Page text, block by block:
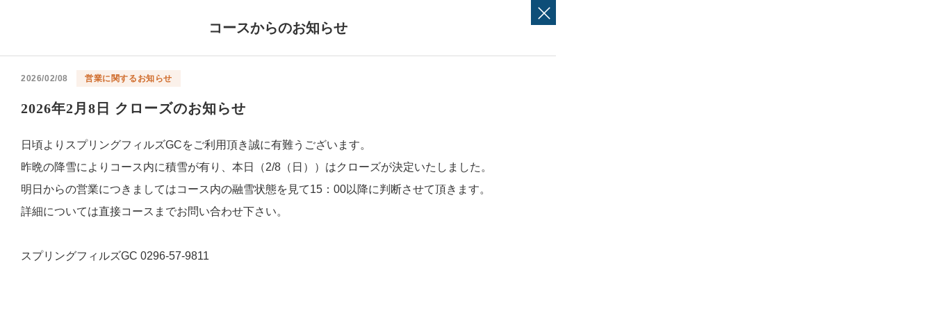
コースからのお知らせ
2026/02/08 営業に関するお知らせ
2026年2月8日 クローズのお知らせ
日頃よりスプリングフィルズGCをご利用頂き誠に有難うございます。
昨晩の降雪によりコース内に積雪が有り、本日（2/8（日））はクローズが決定いたしました。
明日からの営業につきましてはコース内の融雪状態を見て15：00以降に判断させて頂きます。
詳細については直接コースまでお問い合わせ下さい。
スプリングフィルズGC 0296-57-9811